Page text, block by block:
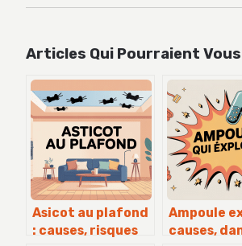
Articles Qui Pourraient
Asicot au plafond
: causes, risques
Ampoule
causes,